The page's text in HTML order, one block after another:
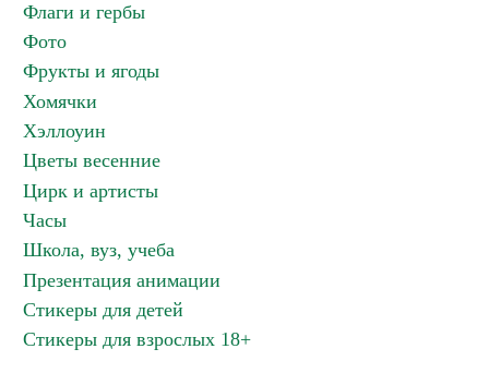
Флаги и гербы
Фото
Фрукты и ягоды
Хомячки
Хэллоуин
Цветы весенние
Цирк и артисты
Часы
Школа, вуз, учеба
Презентация анимации
Стикеры для детей
Стикеры для взрослых 18+